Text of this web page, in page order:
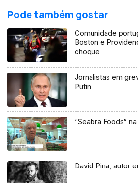
Pode também gostar
Comunidade
Boston e
choque
Jornalistas em
Putin
“Seabra Foods“
David Pina, autor